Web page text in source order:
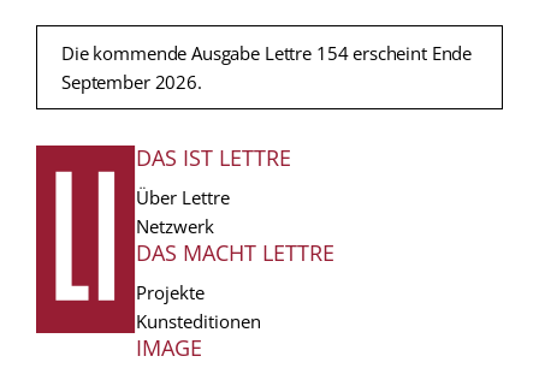
Die kommende Ausgabe Lettre 154 erscheint Ende
September 2026.
FUSSZEILE
DAS IST LETTRE
Über Lettre
Netzwerk
DAS MACHT LETTRE
Projekte
Kunsteditionen
IMAGE